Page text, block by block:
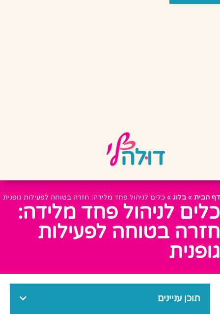
דף הבית » בלוג » כלים לניהול פחד מלידה: חזרה בטוחה לפעילות גופנית
כלים לניהול פחד מלידה:
חזרה בטוחה לפעילות
גופנית
תוכן עניינים